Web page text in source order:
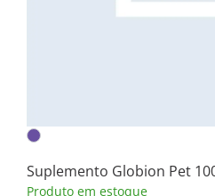
Suplemento Globion Pet
Produto em estoque